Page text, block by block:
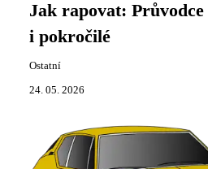
Jak rapovat:
i pokročilé
Ostatní
24. 05. 2026